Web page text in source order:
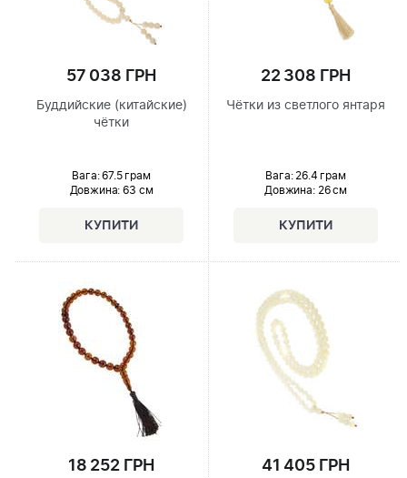
57 038 ГРН
Буддийские (китайские)
чётки
Вага: 67.5 грам
Довжина: 63 см
22 308 ГРН
Чётки из светлого янтаря
Вага: 26.4 грам
Довжина:26 см
18 252 ГРН 41 405 ГРН